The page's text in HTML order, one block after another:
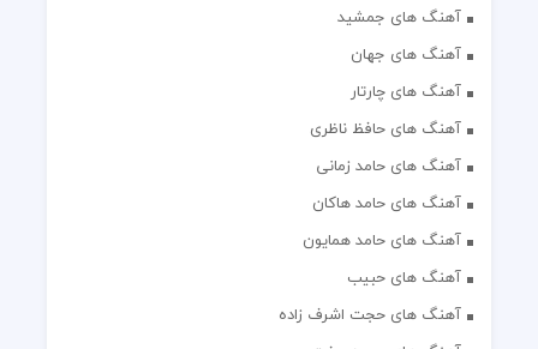
آهنگ های جمشید
آهنگ های جهان
آهنگ های چارتار
آهنگ های حافظ ناظری
آهنگ های حامد زمانی
آهنگ های حامد هاکان
آهنگ های حامد همایون
آهنگ های حبیب
آهنگ های حجت اشرف زاده